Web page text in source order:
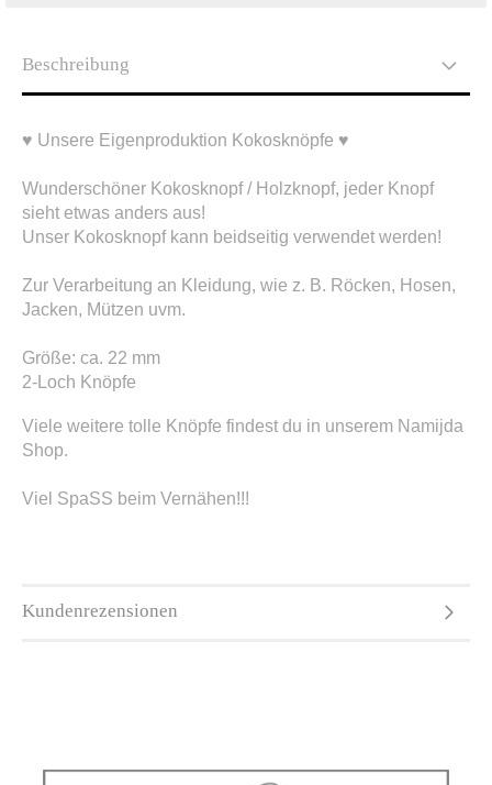
Beschreibung
♥ Unsere Eigenproduktion Kokosknöpfe ♥
Wunderschöner Kokosknopf / Holzknopf, jeder Knopf
sieht etwas anders aus!
Unser Kokosknopf kann beidseitig verwendet werden!
Zur Verarbeitung an Kleidung, wie z. B. Röcken, Hosen,
Jacken, Mützen uvm.
Größe: ca. 22 mm
2-Loch Knöpfe
Viele weitere tolle Knöpfe findest du in unserem Namijda
Shop.
Viel SpaSS beim Vernähen!!!
Kundenrezensionen